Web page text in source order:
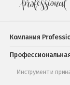
Компания
Инструмент и
Подарочные
Обучающее видео